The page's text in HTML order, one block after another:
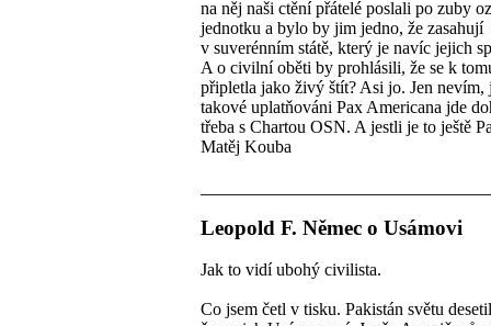
na něj naši ctění přátelé poslali po zuby
jednotku a bylo by jim jedno, že zasahují
v suverénním státě, který je navíc jejich
A o civilní oběti by prohlásili, že se k
připletla jako živý štít? Asi jo. Jen nevím,
takové uplatňováni Pax Americana jde
třeba s Chartou OSN. A jestli je to ještě
Matěj Kouba
Leopold F. Němec o Usámovi
Jak to vidí ubohý civilista.
Co jsem četl v tisku. Pakistán světu